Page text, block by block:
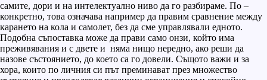
самите, дори и на интелектуално ниво да го разбираме. По –
конкретно, това означава например да правим сравнение между
карането на кола и самолет, без да сме управлявали едното.
Подобна съпоставка може да прави само онзи, който има
преживявания и с двете и няма нищо нередно, ако реши да
назове състоянието, до което са го довели. Същото важи и за
хора, които по личния си път преминават през множество